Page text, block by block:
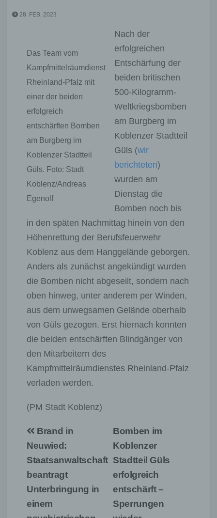
28. FEB. 2023
Das Team vom
Kampfmittelräumdienst
Rheinland-Pfalz mit
einer der beiden
erfolgreich
entschärften Bomben
am Burgberg im
Koblenzer Stadtteil
Güls. Foto: Stadt
Koblenz/Andreas
Egenolf
Nach der
erfolgreichen
Entschärfung der
beiden britischen
500-Kilogramm-
Weltkriegsbomben
am Burgberg im
Koblenzer Stadtteil
Güls (wir
berichteten)
wurden am
Dienstag die
Bomben noch bis
in den späten Nachmittag hinein von den
Höhenrettung der Berufsfeuerwehr
Koblenz aus dem Hanggelände geborgen.
Anders als zunächst angekündigt wurden
die Bomben nicht abgeseilt, sondern nach
oben hinweg, unter anderem per Winden,
aus dem unwegsamen Gelände oberhalb
von Güls gezogen. Erst hiernach konnten
die beiden entschärften Blindgänger von
den Mitarbeitern des
Kampfmittelräumdienstes Rheinland-Pfalz
verladen werden.
(PM Stadt Koblenz)
Beitragsnavigation
Bomben im
Koblenzer
Stadtteil Güls
erfolgreich
entschärft –
Sperrungen
Brand in
Neuwied:
Staatsanwaltschaft
beantragt
Unterbringung in
einem